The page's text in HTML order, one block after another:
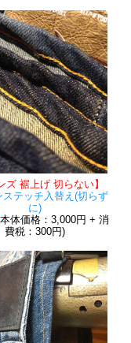
ズ 裾上げ 切らない】
ステッチ入替え(切らず
に)
体価格：3,000円 + 消
費税：300円)